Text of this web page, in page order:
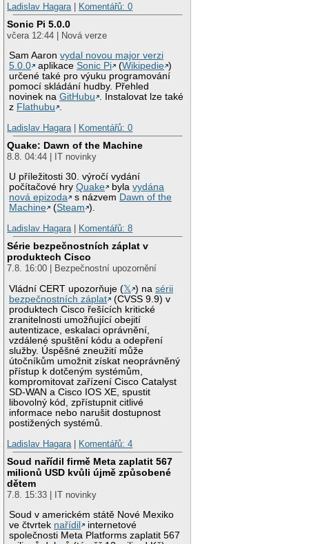
Ladislav Hagara
Komentářů: 0
Sonic Pi 5.0.0
včera 12:44 | Nová verze
Sam Aaronvydal novou major verzi
5.0.0
aplikaceSonic Pi (Wikipedie )
určené také pro výuku programování
pomocí skládání hudby. Přehled
novinek naGitHubu . Instalovat lze také
z Flathubu .
Ladislav Hagara
Komentářů: 0
Quake: Dawn of the Machine
8.8. 04:44 | IT novinky
U příležitosti 30. výročí vydání
počítačové hryQuake bylavydána
nová epizoda
s názvem Dawn of the
Machine
(Steam ).
Ladislav Hagara
Komentářů: 8
Série bezpečnostních záplat v
produktech Cisco
7.8. 16:00 | Bezpečnostní upozornění
Vládní CERT upozorňuje (𝕏 ) nasérii
bezpečnostních záplat
(CVSS 9.9) v
produktech Cisco řešících kritické
zranitelnosti umožňující obejití
autentizace, eskalaci oprávnění,
vzdálené spuštění kódu a odepření
služby. Úspěšné zneužití může
útočníkům umožnit získat neoprávněný
přístup k dotčeným systémům,
kompromitovat zařízení Cisco Catalyst
SD-WAN a Cisco IOS XE, spustit
libovolný kód, zpřístupnit citlivé
informace nebo narušit dostupnost
postižených systémů.
Ladislav Hagara
Komentářů: 4
Soud nařídil firmě Meta zaplatit 567
milionů USD kvůli újmě způsobené
dětem
7.8. 15:33 | IT novinky
Soud v americkém státě Nové Mexiko
ve čtvrtek nařídil
internetové
společnosti Meta Platforms zaplatit 567